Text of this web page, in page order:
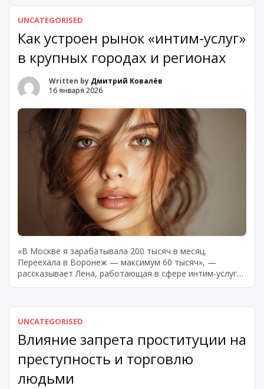
циклов спада. Каждый кризис трансформирует рынок
UNCATEGORISED
Как устроен рынок «интим-услуг»
в крупных городах и регионах
Written by Дмитрий Ковалёв
16 января 2026
«В Москве я зарабатывала 200 тысяч в месяц.
Переехала в Воронеж — максимум 60 тысяч», —
рассказывает Лена, работающая в сфере интим-услуг
Разобраться, сколько стоит проститутка ашу и как
изучив структуру […]
UNCATEGORISED
Влияние запрета проституции на
преступность и торговлю
людьми